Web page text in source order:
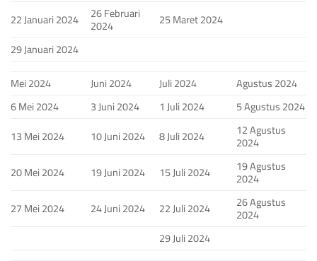
22 Januari 2024
26 Februari
2024
25 Maret 2024
29 Januari 2024
Mei 2024
Juni 2024 Juli 2024
Agustus 2024
6 Mei 2024
3 Juni 2024 1 Juli 2024
5 Agustus 2024
13 Mei 2024
10 Juni 2024 8 Juli 2024 12 Agustus
2024
20 Mei 2024
19 Juni 2024 15 Juli 2024 19 Agustus
2024
27 Mei 2024
24 Juni 2024 22 Juli 2024 26 Agustus
2024
29 Juli 2024